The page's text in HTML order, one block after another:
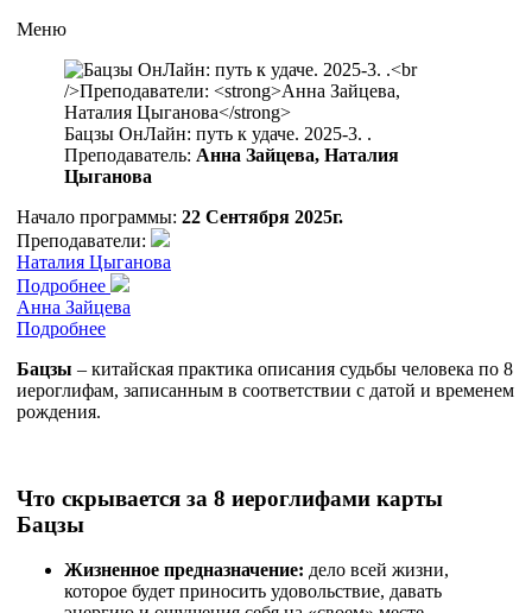
Меню
Бацзы ОнЛайн: путь к удаче. 2025-3. .
Преподаватель: Анна Зайцева, Наталия
Цыганова
Начало программы: 22 Сентября 2025г.
Преподаватели:
Наталия Цыганова
Подробнее
Анна Зайцева
Подробнее
Бацзы – китайская практика описания судьбы человека по 8
иероглифам, записанным в соответствии с датой и временем
рождения.
Что скрывается за 8 иероглифами карты
Бацзы
Жизненное предназначение: дело всей жизни,
которое будет приносить удовольствие, давать